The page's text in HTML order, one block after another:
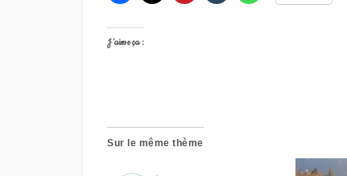
J’aime ça :
Sur le même thème